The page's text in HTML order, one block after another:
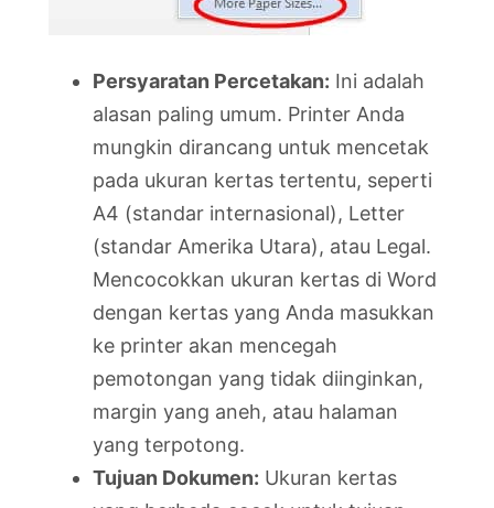
Persyaratan Percetakan: Ini adalah
alasan paling umum. Printer Anda
mungkin dirancang untuk mencetak
pada ukuran kertas tertentu, seperti
A4 (standar internasional), Letter
(standar Amerika Utara), atau Legal.
Mencocokkan ukuran kertas di Word
dengan kertas yang Anda masukkan
ke printer akan mencegah
pemotongan yang tidak diinginkan,
margin yang aneh, atau halaman
yang terpotong.
Tujuan Dokumen: Ukuran kertas